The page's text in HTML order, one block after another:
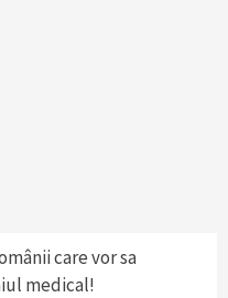
care vor sa
medical!